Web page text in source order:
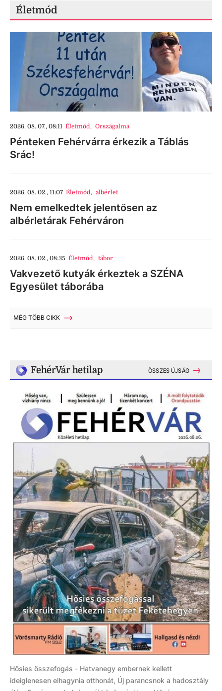
Életmód
2026. 08. 07., 08:11 Életmód, Országalma
Pénteken Fehérvárra érkezik a Táblás
Srác!
2026. 08. 02., 11:07 Életmód, albérlet
Nem emelkedtek jelentősen az
albérletárak Fehérváron
2026. 08. 02., 08:35 Életmód, tábor
Vakvezető kutyák érkeztek a SZÉNA
Egyesület táborába
MÉG TÖBB CIKK
FehérVár hetilap ÖSSZES ÚJSÁG
Hősies összefogás - Hatvanegy embernek kellett
ideiglenesen elhagynia otthonát, Új parancsnok a hadosztály